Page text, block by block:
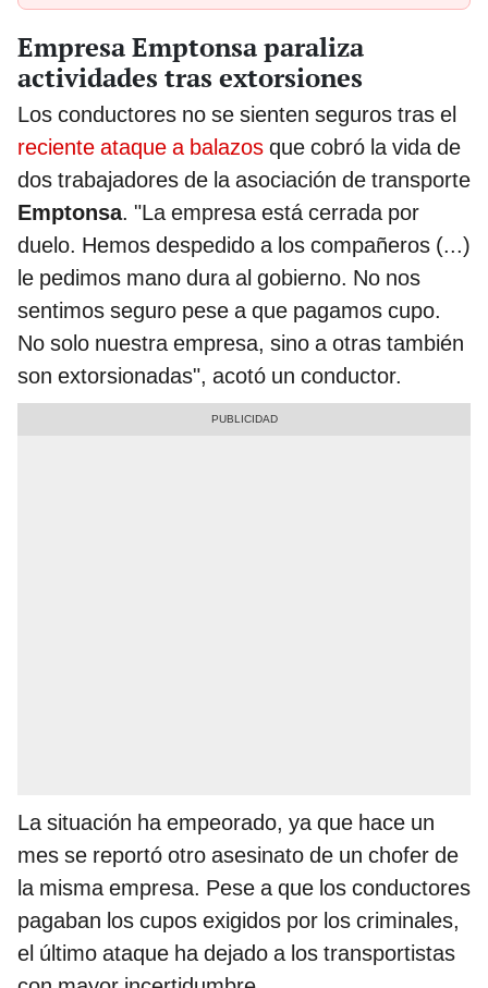
Empresa Emptonsa paraliza
actividades tras extorsiones
Los conductores no se sienten seguros tras el
reciente ataque a balazos que cobró la vida de
dos trabajadores de la asociación de transporte
Emptonsa. "La empresa está cerrada por
duelo. Hemos despedido a los compañeros (...)
le pedimos mano dura al gobierno. No nos
sentimos seguro pese a que pagamos cupo.
No solo nuestra empresa, sino a otras también
son extorsionadas", acotó un conductor.
La situación ha empeorado, ya que hace un
mes se reportó otro asesinato de un chofer de
la misma empresa. Pese a que los conductores
pagaban los cupos exigidos por los criminales,
el último ataque ha dejado a los transportistas